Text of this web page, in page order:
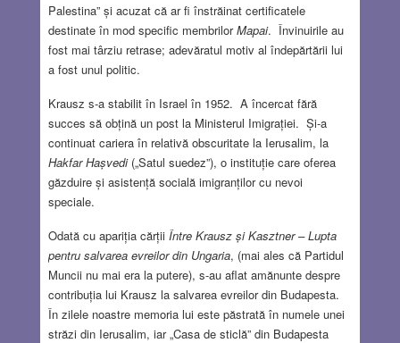
Palestina” și acuzat că ar fi înstrăinat certificatele
destinate în mod specific membrilorMapai. Învinuirile au
fost mai târziu retrase; adevăratul motiv al îndepărtării lui
a fost unul politic.
Krausz s-a stabilit în Israel în 1952. A încercat fără
succes să obțină un post la Ministerul Imigrației. Și-a
continuat cariera în relativă obscuritate la Ierusalim, la
Hakfar Hașvedi(„Satul suedez”), o instituție care oferea
găzduire și asistență socială imigranților cu nevoi
speciale.
Odată cu apariția cărții Între Krausz și Kasztner – Lupta
pentru salvarea evreilor din Ungaria, (mai ales că Partidul
Muncii nu mai era la putere), s-au aflat amănunte despre
contribuția lui Krausz la salvarea evreilor din Budapesta.
În zilele noastre memoria lui este păstrată în numele unei
străzi din Ierusalim, iar „Casa de sticlă” din Budapesta